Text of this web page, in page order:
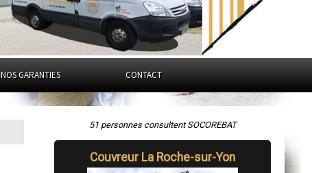
NOS GARANTIES CONTACT
51 personnes consultent SOCOREBAT
Couvreur La Roche-sur-Yon